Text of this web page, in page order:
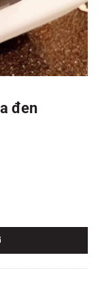
đen
₫.